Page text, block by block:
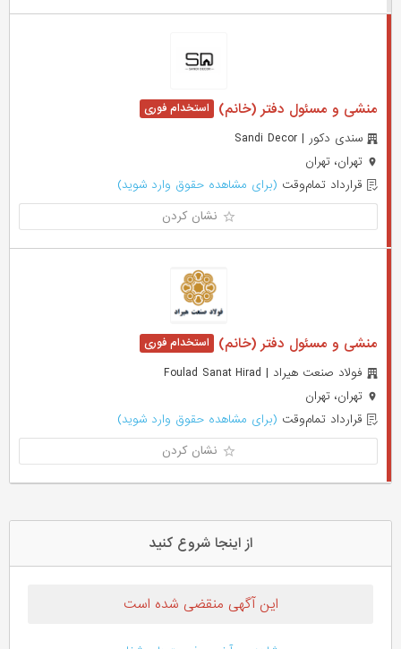
منشی و مسئول دفتر (خانم)
سندی دکور | Sandi Decor
تهران، تهران
قرارداد تمام‌وقت (برای مشاهده حقوق وارد شوید)
نشان کردن
منشی و مسئول دفتر (خانم)
فولاد صنعت هیراد | Foulad Sanat Hirad
تهران، تهران
قرارداد تمام‌وقت (برای مشاهده حقوق وارد شوید)
نشان کردن
از اینجا شروع کنید
این آگهی منقضی شده است